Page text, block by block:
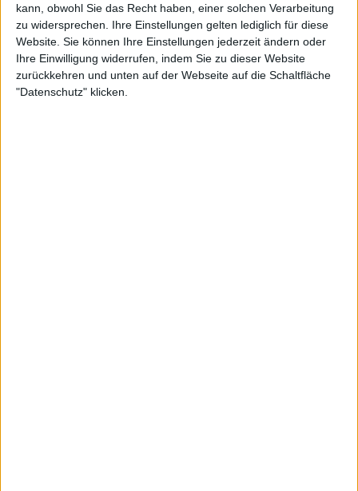
kann, obwohl Sie das Recht haben, einer solchen Verarbeitung
zu widersprechen. Ihre Einstellungen gelten lediglich für diese
Website. Sie können Ihre Einstellungen jederzeit ändern oder
Ihre Einwilligung widerrufen, indem Sie zu dieser Website
zurückkehren und unten auf der Webseite auf die Schaltfläche
"Datenschutz" klicken.